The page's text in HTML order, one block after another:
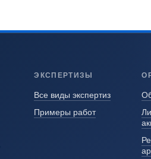
ЭКСПЕРТИЗЫ
Все виды экспертиз
Примеры работ